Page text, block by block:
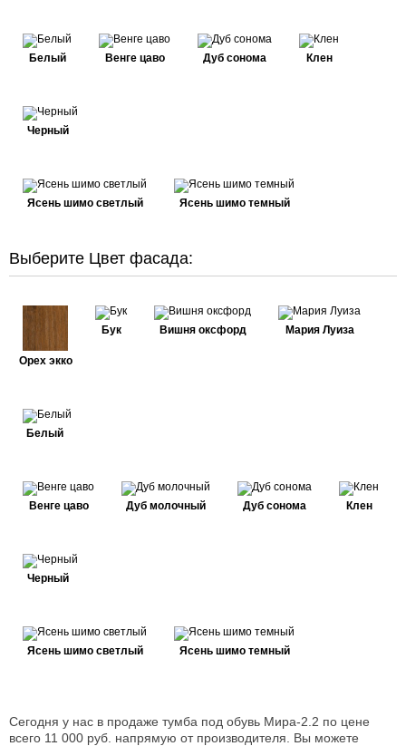
Белый Венге цаво Дуб сонома Клен
Черный
Ясень шимо светлый Ясень шимо темный
Выберите Цвет фасада:
Орех экко
Бук Вишня оксфорд Мария Луиза
Белый
Венге цаво Дуб молочный Дуб сонома Клен
Черный
Ясень шимо светлый Ясень шимо темный
Сегодня у нас в продаже тумба под обувь Мира-2.2 по цене
всего 11 000 руб. напрямую от производителя. Вы можете